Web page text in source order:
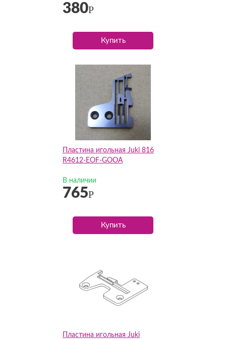
380Р
Купить
Пластина игольная Juki 816
R4612-EOF-GOOA
В наличии
765Р
Купить
Пластина игольная Juki